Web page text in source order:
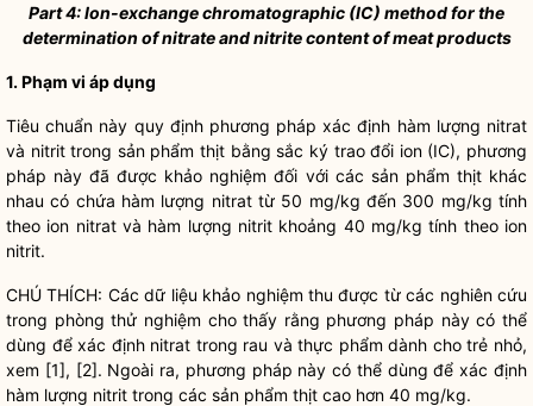
Part 4: Ion-exchange chromatographic (IC) method for the
determination of nitrate and nitrite content of meat products
1. Phạm vi áp dụng
Tiêu chuẩn này quy định phương pháp xác định hàm lượng nitrat
và nitrit trong sản phẩm thịt bằng sắc ký trao đổi ion (IC), phương
pháp này đã được khảo nghiệm đối với các sản phẩm thịt khác
nhau có chứa hàm lượng nitrat từ 50 mg/kg đến 300 mg/kg tính
theo ion nitrat và hàm lượng nitrit khoảng 40 mg/kg tính theo ion
nitrit.
CHÚ THÍCH: Các dữ liệu khảo nghiệm thu được từ các nghiên cứu
trong phòng thử nghiệm cho thấy rằng phương pháp này có thể
dùng để xác định nitrat trong rau và thực phẩm dành cho trẻ nhỏ,
xem [1], [2]. Ngoài ra, phương pháp này có thể dùng để xác định
hàm lượng nitrit trong các sản phẩm thịt cao hơn 40 mg/kg.